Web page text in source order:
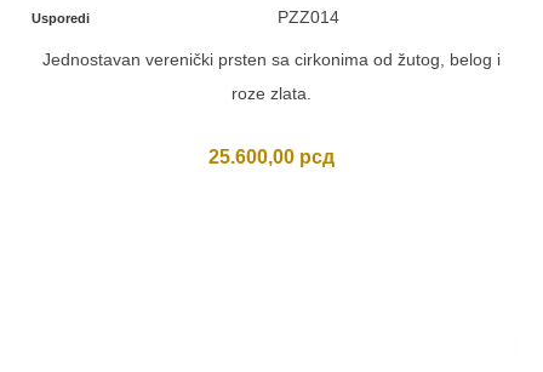
Usporedi PZZ014
Jednostavan verenički prsten sa cirkonima od žutog, belog i
roze zlata.
25.600,00 рсд